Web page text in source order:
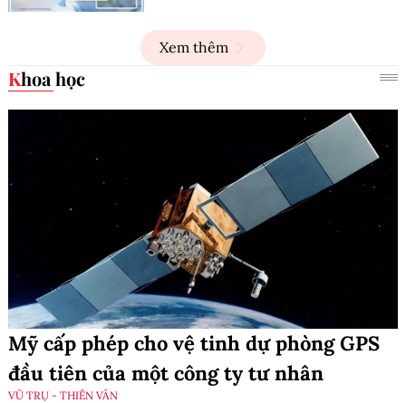
Đào tạo nhân lực trở thành chìa khóa
để doanh nghiệp khai thác hiệu quả
Gia tăng sức mạnh, Dropbox kết nối
với ChatGPT, Claude và Gemini
PHẦN MỀM - ỨNG DỤNG
Xem thêm
Khoa học